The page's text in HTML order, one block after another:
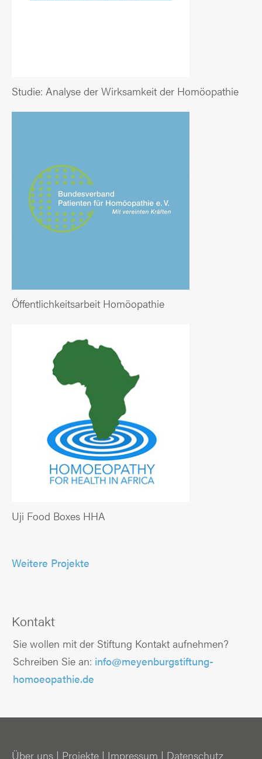
Studie: Analyse der Wirksamkeit der Homöopathie
Öffentlichkeitsarbeit Homöopathie
Uji Food Boxes HHA
Weitere Projekte
Kontakt
Sie wollen mit der Stiftung Kontakt aufnehmen?
Schreiben Sie an: info@meyenburgstiftung-
homoeopathie.de
Über uns | Projekte | Impressum | Datenschutz